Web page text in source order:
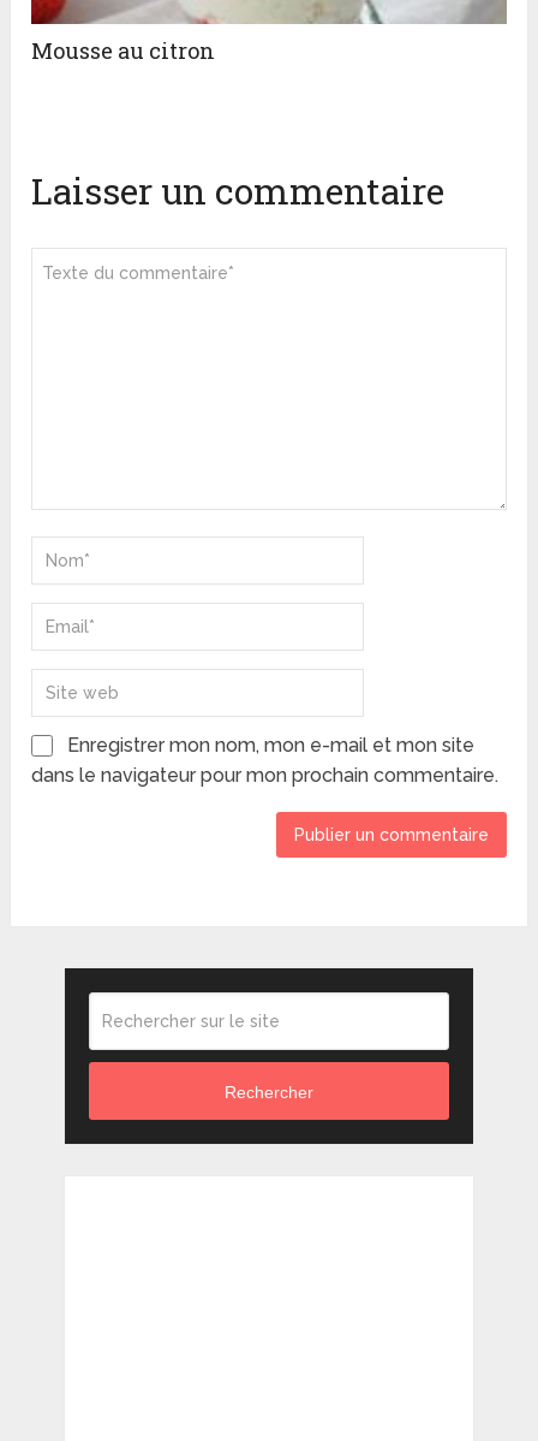
Mousse au citron
Laisser un commentaire
Enregistrer mon nom, mon e-mail et mon site
dans le navigateur pour mon prochain commentaire.
Rechercher